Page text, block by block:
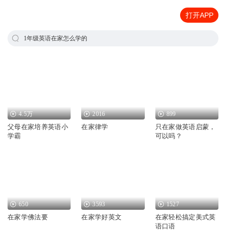
打开APP
1年级英语在家怎么学的
4.5万
父母在家培养英语小
学霸
2016
在家律学
899
只在家做英语启蒙，
可以吗？
650
在家学佛法要
3593
在家学好英文
1527
在家轻松搞定美式英
语口语